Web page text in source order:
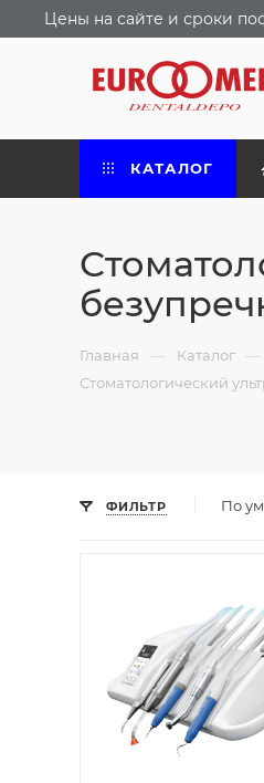
Цены на сайте и сроки
КАТАЛОГ
Главная — Каталог —
Стоматологический
ФИЛЬТР По